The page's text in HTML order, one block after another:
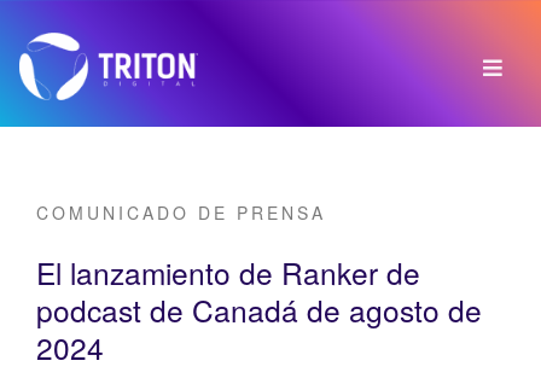
COMUNICADO DE PRENSA
El lanzamiento de Ranker de
podcast de Canadá de agosto de
2024